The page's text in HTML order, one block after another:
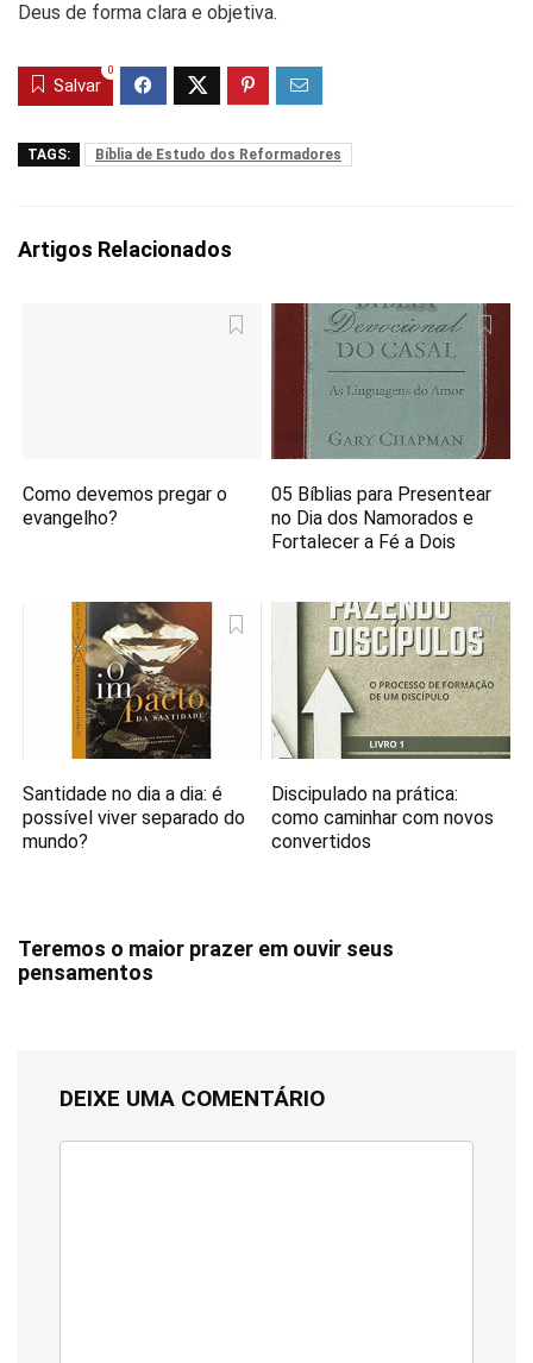
Deus de forma clara e objetiva.
Salvar
0
TAGS: Bíblia de Estudo dos Reformadores
Artigos Relacionados
Como devemos pregar o
evangelho?
05 Bíblias para Presentear
no Dia dos Namorados e
Fortalecer a Fé a Dois
Santidade no dia a dia: é
possível viver separado do
mundo?
Discipulado na prática:
como caminhar com novos
convertidos
Teremos o maior prazer em ouvir seus
pensamentos
DEIXE UMA COMENTÁRIO